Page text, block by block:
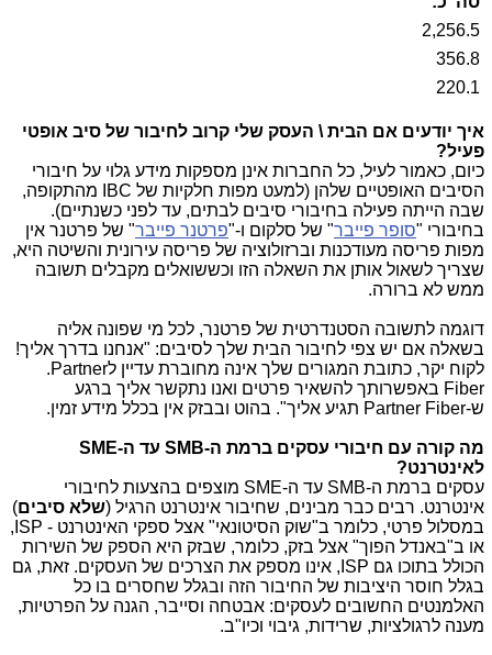
2,256.5
356.8
220.1
איך יודעים אם הבית \ העסק שלי קרוב לחיבור של סיב אופטי
פעיל?
כיום, כאמור לעיל, כל החברות אינן מספקות מידע גלוי על חיבורי
הסיבים האופטיים שלהן (למעט מפות חלקיות של IBC
מהתקופה,
שבה הייתה פעילה בחיבורי סיבים לבתים, עד לפני כשנתיים).
בחיבורי "סופר פייבר" של סלקום ו-"פרטנר פייבר" של פרטנר אין
מפות פריסה מעודכנות וברזולוציה של פריסה עירונית והשיטה היא,
שצריך לשאול אותן את השאלה הזו וכששואלים מקבלים תשובה
ממש לא ברורה.
דוגמה לתשובה הסטנדרטית של פרטנר, לכל מי שפונה אליה
בשאלה אם יש צפי לחיבור הבית שלך לסיבים: "אנחנו בדרך אליך!
לקוח יקר, כתובת המגורים שלך אינה מחוברת עדיין ל.Partner
Fiber באפשרותך להשאיר פרטים ואנו נתקשר אליך ברגע
ש-Partner Fiber תגיע אליך". בהוט ובבזק אין בכלל מידע זמין.
מה קורה עם חיבורי עסקים ברמת ה-SMB עד ה-SME
לאינטרנט?
עסקים ברמת ה-SMB עד ה-SME מוצפים בהצעות לחיבורי
אינטרנט. רבים כבר מבינים, שחיבור אינטרנט הרגיל (שלא סיבים)
במסלול פרטי, כלומר ב"שוק הסיטונאי" אצל ספקי האינטרנט - ISP
,
או ב"באנדל הפוך" אצל בזק, כלומר, שבזק היא הספק של השירות
הכולל בתוכו גם ISP , אינו מספק את הצרכים של העסקים. זאת, גם
בגלל חוסר היציבות של החיבור הזה ובגלל שחסרים בו כל
האלמנטים החשובים לעסקים: אבטחה וסייבר, הגנה על הפרטיות,
מענה לרגולציות, שרידות, גיבוי וכיו"ב.